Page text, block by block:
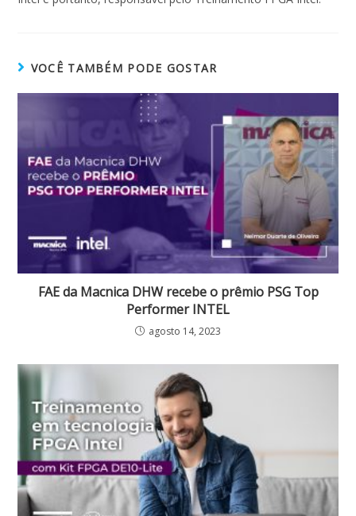
VOCÊ TAMBÉM PODE GOSTAR
FAE da Macnica DHW recebe o prêmio PSG Top
Performer INTEL
agosto 14, 2023